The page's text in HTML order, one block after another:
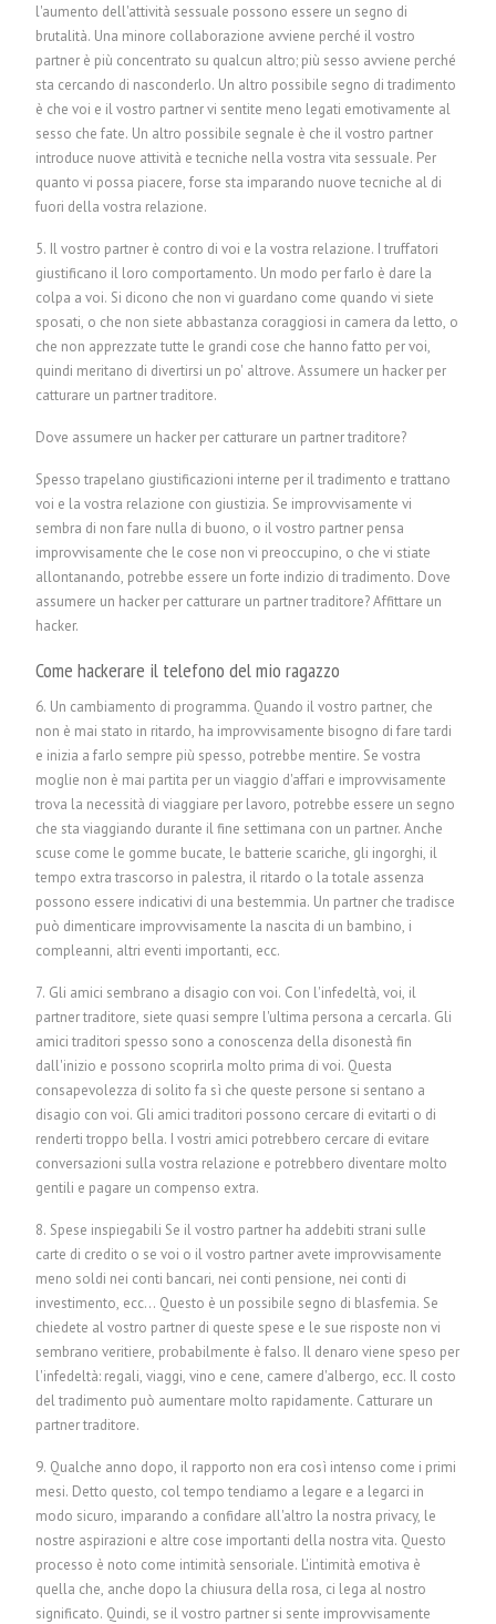
l'aumento dell'attività sessuale possono essere un segno di
brutalità. Una minore collaborazione avviene perché il vostro
partner è più concentrato su qualcun altro; più sesso avviene perché
sta cercando di nasconderlo. Un altro possibile segno di tradimento
è che voi e il vostro partner vi sentite meno legati emotivamente al
sesso che fate. Un altro possibile segnale è che il vostro partner
introduce nuove attività e tecniche nella vostra vita sessuale. Per
quanto vi possa piacere, forse sta imparando nuove tecniche al di
fuori della vostra relazione.
5. Il vostro partner è contro di voi e la vostra relazione. I truffatori
giustificano il loro comportamento. Un modo per farlo è dare la
colpa a voi. Si dicono che non vi guardano come quando vi siete
sposati, o che non siete abbastanza coraggiosi in camera da letto, o
che non apprezzate tutte le grandi cose che hanno fatto per voi,
quindi meritano di divertirsi un po' altrove.Assumere un hacker per
catturare un partner traditore.
Dove assumere un hacker per catturare un partner traditore?
Spesso trapelano giustificazioni interne per il tradimento e trattano
voi e la vostra relazione con giustizia. Se improvvisamente vi
sembra di non fare nulla di buono, o il vostro partner pensa
improvvisamente che le cose non vi preoccupino, o che vi stiate
allontanando, potrebbe essere un forte indizio di tradimento. Dove
assumere un hacker per catturare un partner traditore?Affittare un
hacker.
Come hackerare il telefono del mio ragazzo
6. Un cambiamento di programma. Quando il vostro partner, che
non è mai stato in ritardo, ha improvvisamente bisogno di fare tardi
e inizia a farlo sempre più spesso, potrebbe mentire. Se vostra
moglie non è mai partita per un viaggio d'affari e improvvisamente
trova la necessità di viaggiare per lavoro, potrebbe essere un segno
che sta viaggiando durante il fine settimana con un partner. Anche
scuse come le gomme bucate, le batterie scariche, gli ingorghi, il
tempo extra trascorso in palestra, il ritardo o la totale assenza
possono essere indicativi di una bestemmia. Un partner che tradisce
può dimenticare improvvisamente la nascita di un bambino, i
compleanni, altri eventi importanti, ecc.
7. Gli amici sembrano a disagio con voi. Con l'infedeltà, voi, il
partner traditore, siete quasi sempre l'ultima persona a cercarla. Gli
amici traditori spesso sono a conoscenza della disonestà fin
dall'inizio e possono scoprirla molto prima di voi. Questa
consapevolezza di solito fa sì che queste persone si sentano a
disagio con voi. Gli amici traditori possono cercare di evitarti o di
renderti troppo bella. I vostri amici potrebbero cercare di evitare
conversazioni sulla vostra relazione e potrebbero diventare molto
gentili e pagare un compenso extra.
8. Spese inspiegabili Se il vostro partner ha addebiti strani sulle
carte di credito o se voi o il vostro partner avete improvvisamente
meno soldi nei conti bancari, nei conti pensione, nei conti di
investimento, ecc... Questo è un possibile segno di blasfemia. Se
chiedete al vostro partner di queste spese e le sue risposte non vi
sembrano veritiere, probabilmente è falso. Il denaro viene speso per
l'infedeltà: regali, viaggi, vino e cene, camere d'albergo, ecc. Il costo
del tradimento può aumentare molto rapidamente. Catturare un
partner traditore.
9. Qualche anno dopo, il rapporto non era così intenso come i primi
mesi. Detto questo, col tempo tendiamo a legare e a legarci in
modo sicuro, imparando a confidare all'altro la nostra privacy, le
nostre aspirazioni e altre cose importanti della nostra vita. Questo
processo è noto come intimità sensoriale. L'intimità emotiva è
quella che, anche dopo la chiusura della rosa, ci lega al nostro
significato. Quindi, se il vostro partner si sente improvvisamente